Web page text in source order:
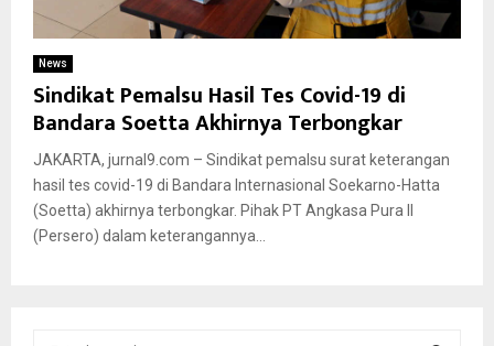
News
Sindikat Pemalsu Hasil Tes Covid-19 di
Bandara Soetta Akhirnya Terbongkar
JAKARTA, jurnal9.com – Sindikat pemalsu surat keterangan
hasil tes covid-19 di Bandara Internasional Soekarno-Hatta
(Soetta) akhirnya terbongkar. Pihak PT Angkasa Pura II
(Persero) dalam keterangannya...